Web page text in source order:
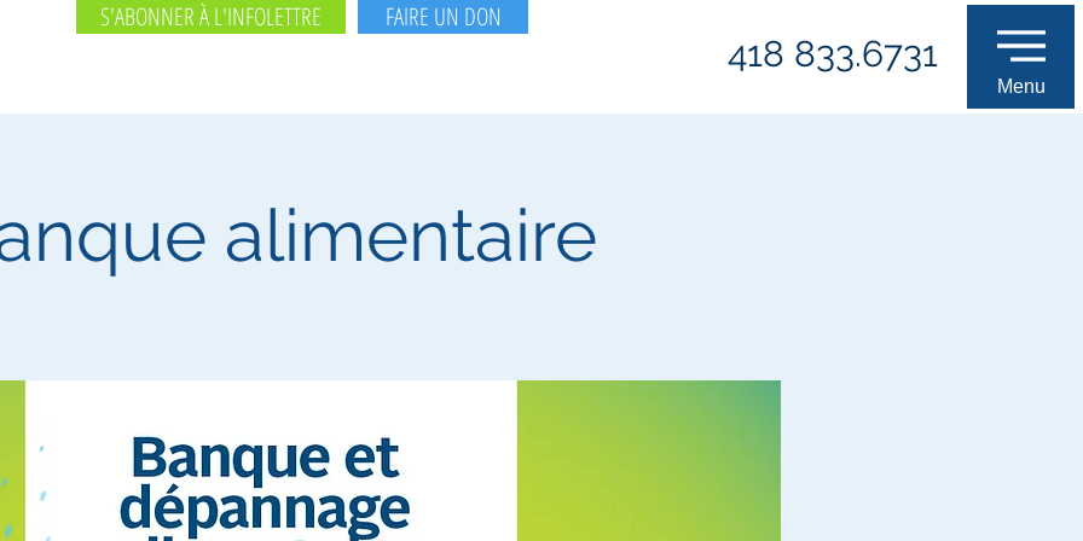
FAIRE UN DON
S'ABONNER À L'INFOLETTRE
418 833.6731
Menu
alimentaire